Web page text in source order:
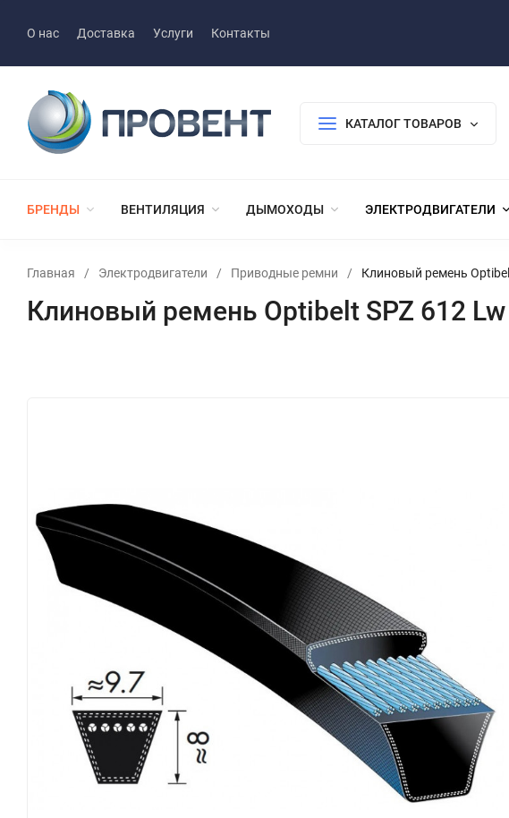
О нас Доставка Услуги Контакты
КАТАЛОГ ТОВАРОВ
БРЕНДЫ ВЕНТИЛЯЦИЯ ДЫМОХОДЫ ЭЛЕКТРОДВИГАТЕЛИ
Главная / Электродвигатели / Приводные ремни / Клиновый ремень
Клиновый ремень Optibelt SPZ 612 Lw